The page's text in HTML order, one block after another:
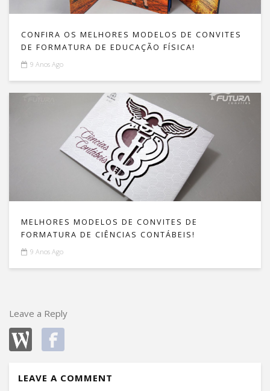
CONFIRA OS MELHORES MODELOS DE CONVITES
DE FORMATURA DE EDUCAÇÃO FÍSICA!
9 Anos Ago
MELHORES MODELOS DE CONVITES DE
FORMATURA DE CIÊNCIAS CONTÁBEIS!
9 Anos Ago
Leave a Reply
LEAVE A COMMENT